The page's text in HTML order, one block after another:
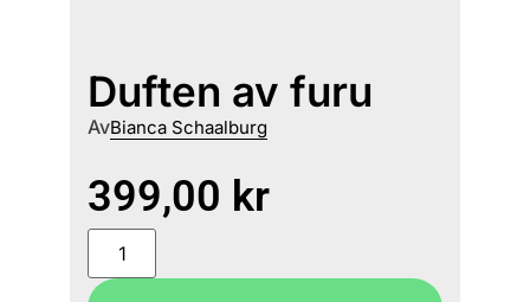
Duften av furu
AvBianca Schaalburg
399,00 kr